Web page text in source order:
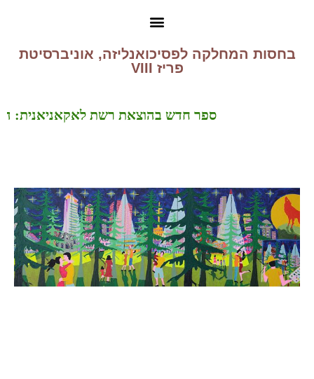
בחסות המחלקה לפסיכואנליזה, אוניברסיטת
פריז VIII
ספר חדש בהוצאת רשת לאקאניאנית: